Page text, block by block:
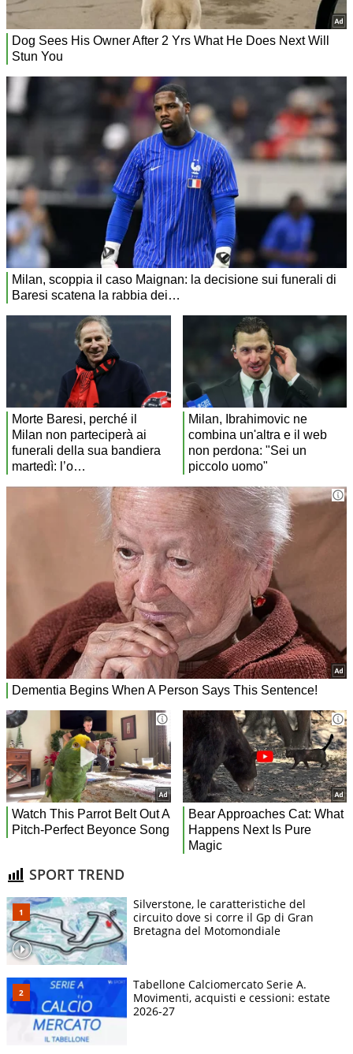
SPORT TREND
Silverstone, le caratteristiche del
circuito dove si corre il Gp di Gran
Bretagna del Motomondiale
Tabellone Calciomercato Serie A.
Movimenti, acquisti e cessioni: estate
2026-27